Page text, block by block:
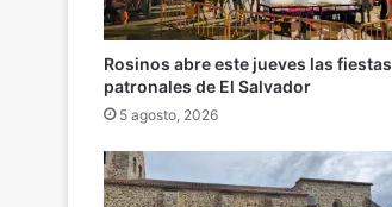
Rosinos abre este jueves las fiestas
patronales de El Salvador
5 agosto, 2026